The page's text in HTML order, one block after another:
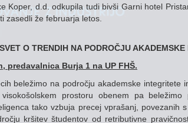
Koper, d.d. odkupila tudi bivši Garni hotel
zasedli že februarja letos.
O TRENDIH NA PODROČJU
predavalnica Burja 1 na UP FHŠ.
beležimo na področju akademske integritete
prostoru obenem pa
tako vzbuja precej vprašanj, povezanih
kršitev študentov od retributivne